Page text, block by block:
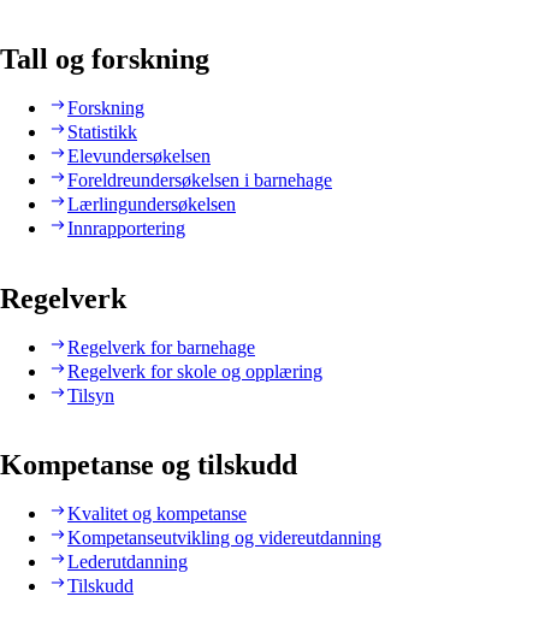
Tall og forskning
Forskning
Statistikk
Elevundersøkelsen
Foreldreundersøkelsen i barnehage
Lærlingundersøkelsen
Innrapportering
Regelverk
Regelverk for barnehage
Regelverk for skole og opplæring
Tilsyn
Kompetanse og tilskudd
Kvalitet og kompetanse
Kompetanseutvikling og videreutdanning
Lederutdanning
Tilskudd